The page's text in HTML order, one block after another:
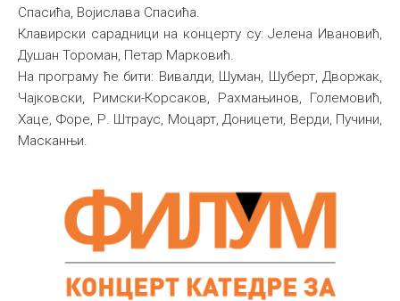
Студенти
Међународна
Спасића, Војислава Спасића.
Клавирски сарадници на концерту су: Јелена Ивановић,
Душан Тороман, Петар Марковић.
На програму ће бити: Вивалди, Шуман, Шуберт, Дворжак,
Чајковски, Римски-Корсаков, Рахмањинов, Големовић,
Хаце, Форе, Р. Штраус, Моцарт, Доницети, Верди, Пучини,
Масканњи.